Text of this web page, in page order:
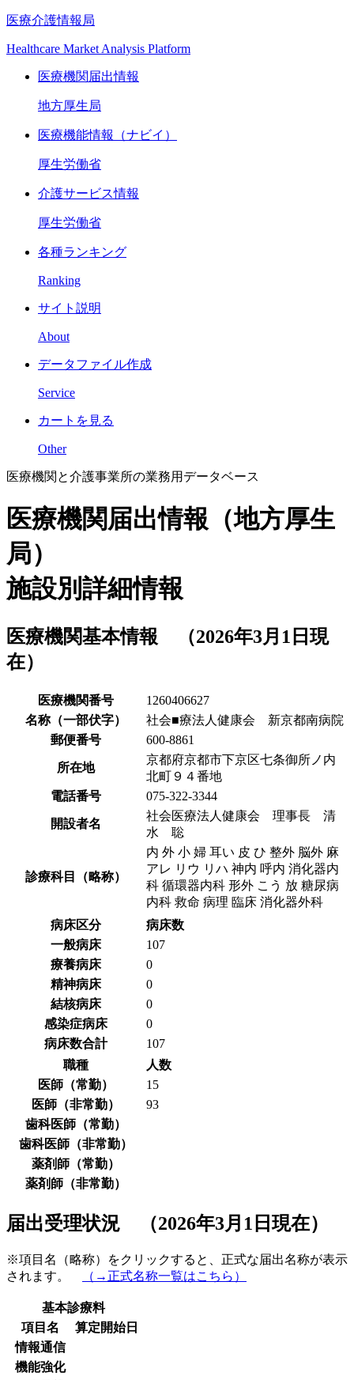
医療介護情報局
Healthcare Market Analysis Platform
医療機関届出情報
地方厚生局
医療機能情報（ナビイ）
厚生労働省
介護サービス情報
厚生労働省
各種ランキング
Ranking
サイト説明
About
データファイル作成
Service
カートを見る
Other
医療機関と介護事業所の業務用データベース
医療機関届出情報（地方厚生
局）
施設別詳細情報
医療機関基本情報 （2026年3月1日現
在）
医療機関番号
1260406627
名称（一部伏字）
社会■療法人健康会 新京都南病院
郵便番号
600-8861
所在地
京都府京都市下京区七条御所ノ内
北町９４番地
電話番号
075-322-3344
開設者名
社会医療法人健康会 理事長 清
水 聡
診療科目（略称）
内 外 小 婦 耳い 皮 ひ 整外 脳外 麻
アレ リウ リハ 神内 呼内 消化器内
科 循環器内科 形外 こう 放 糖尿病
内科 救命 病理 臨床 消化器外科
病床区分
病床数
一般病床
107
療養病床
0
精神病床
0
結核病床
0
感染症病床
0
病床数合計
107
職種
人数
医師（常勤）
15
医師（非常勤）
93
歯科医師（常勤）
歯科医師（非常勤）
薬剤師（常勤）
薬剤師（非常勤）
届出受理状況 （2026年3月1日現在）
※項目名（略称）をクリックすると、正式な届出名称が表示
されます。
（→正式名称一覧はこちら）
基本診療料
項目名
算定開始日
情報通信
機能強化